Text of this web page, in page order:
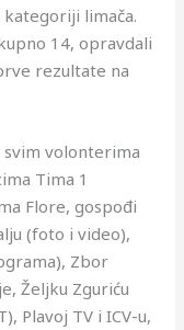
limača.
14, opravdali
rezultate na
svim volonterima
Tima 1
Flore, gospođi
(foto i video),
Zbor
Željku Zguriću
Plavoj TV i ICV-u,